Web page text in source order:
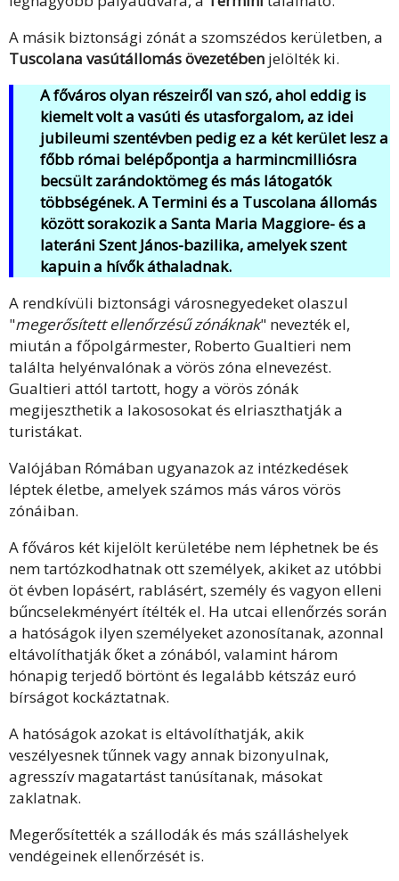
A másik biztonsági zónát a szomszédos kerületben, a
Tuscolana vasútállomás övezetében jelölték ki.
A főváros olyan részeiről van szó, ahol eddig is
kiemelt volt a vasúti és utasforgalom, az idei
jubileumi szentévben pedig ez a két kerület lesz a
főbb római belépőpontja a harmincmilliósra
becsült zarándoktömeg és más látogatók
többségének. A Termini és a Tuscolana állomás
között sorakozik a Santa Maria Maggiore- és a
lateráni Szent János-bazilika, amelyek szent
kapuin a hívők áthaladnak.
A rendkívüli biztonsági városnegyedeket olaszul
"megerősített ellenőrzésű zónáknak" nevezték el,
miután a főpolgármester, Roberto Gualtieri nem
találta helyénvalónak a vörös zóna elnevezést.
Gualtieri attól tartott, hogy a vörös zónák
megijeszthetik a lakososokat és elriaszthatják a
turistákat.
Valójában Rómában ugyanazok az intézkedések
léptek életbe, amelyek számos más város vörös
zónáiban.
A főváros két kijelölt kerületébe nem léphetnek be és
nem tartózkodhatnak ott személyek, akiket az utóbbi
öt évben lopásért, rablásért, személy és vagyon elleni
bűncselekményért ítélték el. Ha utcai ellenőrzés során
a hatóságok ilyen személyeket azonosítanak, azonnal
eltávolíthatják őket a zónából, valamint három
hónapig terjedő börtönt és legalább kétszáz euró
bírságot kockáztatnak.
A hatóságok azokat is eltávolíthatják, akik
veszélyesnek tűnnek vagy annak bizonyulnak,
agresszív magatartást tanúsítanak, másokat
zaklatnak.
Megerősítették a szállodák és más szálláshelyek
vendégeinek ellenőrzését is.